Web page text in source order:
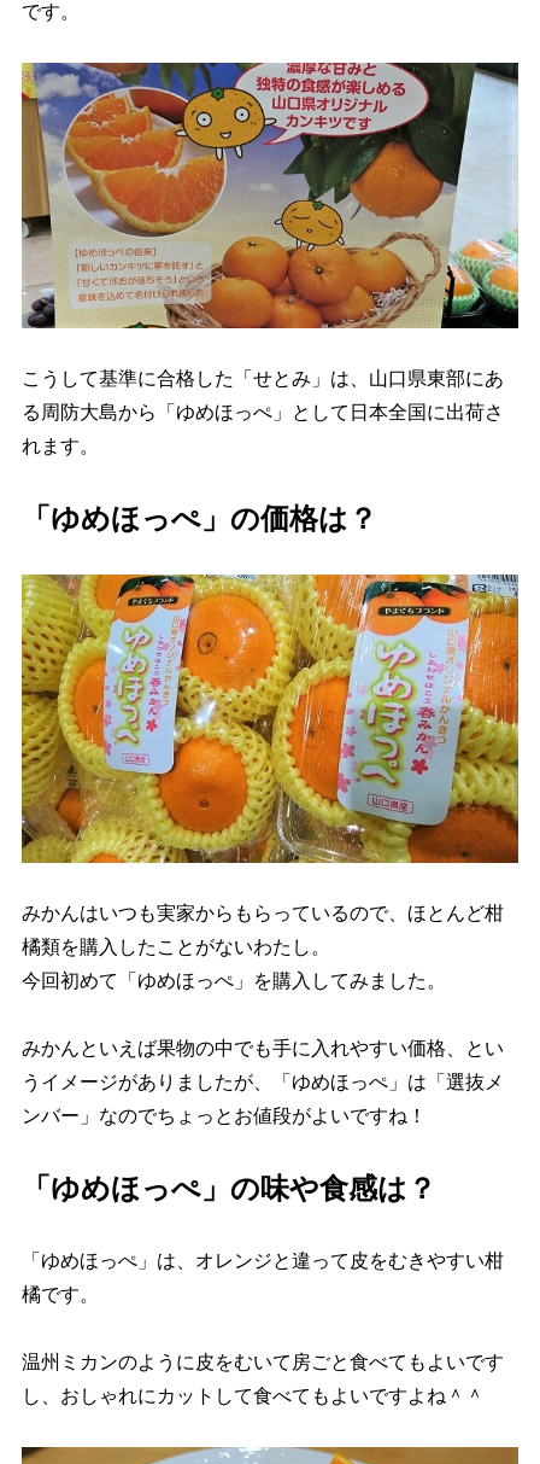
です。
こうして基準に合格した「せとみ」は、山口県東部にあ
る周防大島から「ゆめほっぺ」として日本全国に出荷さ
れます。
「ゆめほっぺ」の価格は？
みかんはいつも実家からもらっているので、ほとんど柑
橘類を購入したことがないわたし。
今回初めて「ゆめほっぺ」を購入してみました。
みかんといえば果物の中でも手に入れやすい価格、とい
うイメージがありましたが、「ゆめほっぺ」は「選抜メ
ンバー」なのでちょっとお値段がよいですね！
「ゆめほっぺ」の味や食感は？
「ゆめほっぺ」は、オレンジと違って皮をむきやすい柑
橘です。
温州ミカンのように皮をむいて房ごと食べてもよいです
し、おしゃれにカットして食べてもよいですよね＾＾